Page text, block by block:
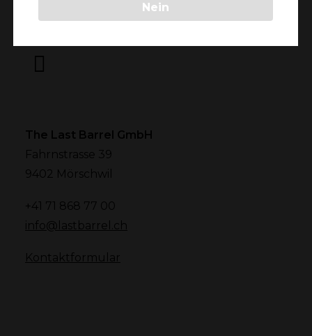
Newsletter
The Last Barrel GmbH
Fahrnstrasse 39
9402 Mörschwil
+41 71 868 77 00
info@lastbarrel.ch
Kontaktformular
Nein